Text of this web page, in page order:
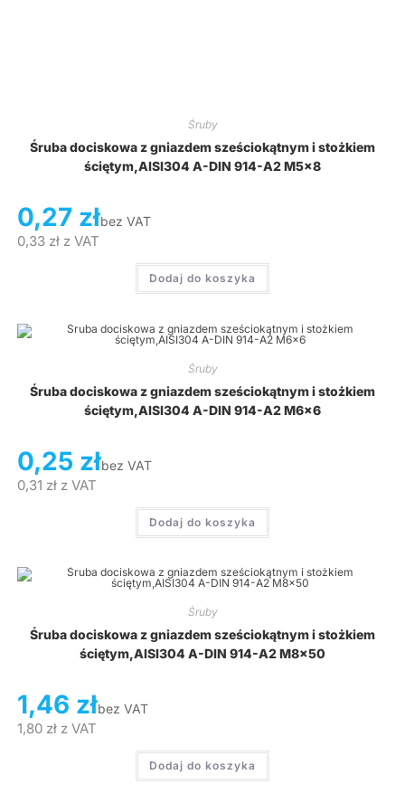
Śruby
Śruba dociskowa z gniazdem sześciokątnym i stożkiem
ściętym,AISI304 A-DIN 914-A2 M5x8
0,27 złbez VAT
0,33 złz VAT
Dodaj do koszyka
Śruby
Śruba dociskowa z gniazdem sześciokątnym i stożkiem
ściętym,AISI304 A-DIN 914-A2 M6x6
0,25 złbez VAT
0,31 złz VAT
Dodaj do koszyka
Śruby
Śruba dociskowa z gniazdem sześciokątnym i stożkiem
ściętym,AISI304 A-DIN 914-A2 M8x50
1,46 złbez VAT
1,80 złz VAT
Dodaj do koszyka